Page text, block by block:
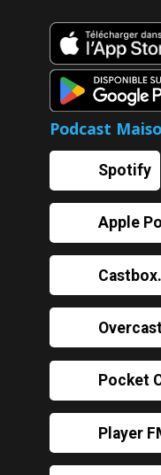
Podcast
Spotify
Apple
Pocket
Player